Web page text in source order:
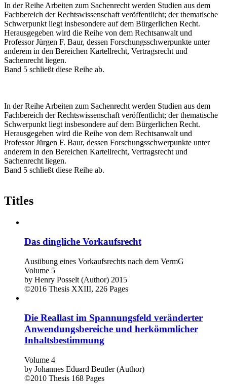
In der Reihe Arbeiten zum Sachenrecht werden Studien aus dem
Fachbereich der Rechtswissenschaft veröffentlicht; der thematische
Schwerpunkt liegt insbesondere auf dem Bürgerlichen Recht.
Herausgegeben wird die Reihe von dem Rechtsanwalt und
Professor Jürgen F. Baur, dessen Forschungsschwerpunkte unter
anderem in den Bereichen Kartellrecht, Vertragsrecht und
Sachenrecht liegen.
Band 5 schließt diese Reihe ab.
In der Reihe Arbeiten zum Sachenrecht werden Studien aus dem
Fachbereich der Rechtswissenschaft veröffentlicht; der thematische
Schwerpunkt liegt insbesondere auf dem Bürgerlichen Recht.
Herausgegeben wird die Reihe von dem Rechtsanwalt und
Professor Jürgen F. Baur, dessen Forschungsschwerpunkte unter
anderem in den Bereichen Kartellrecht, Vertragsrecht und
Sachenrecht liegen.
Band 5 schließt diese Reihe ab.
Titles
Das dingliche Vorkaufsrecht
Ausübung eines Vorkaufsrechts nach dem VermG
Volume 5
by Henry Posselt (Author) 2015
©2016 Thesis XXIII, 226 Pages
Die Reallast im Spannungsfeld veränderter
Anwendungsbereiche und herkömmlicher
Inhaltsbestimmung
Volume 4
by Johannes Eduard Beutler (Author)
©2010 Thesis 168 Pages